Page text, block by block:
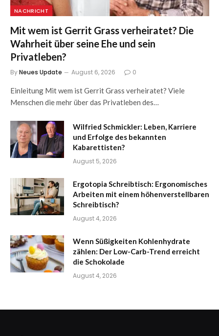
NACHRICHT
Mit wem ist Gerrit Grass verheiratet? Die
Wahrheit über seine Ehe und sein
Privatleben?
ByNeues Update August 6, 2026 0
Einleitung Mit wem ist Gerrit Grass verheiratet? Viele
Menschen die mehr über das Privatleben des…
Wilfried Schmickler: Leben, Karriere
und Erfolge des bekannten
Kabarettisten?
August 5, 2026
Ergotopia Schreibtisch: Ergonomisches
Arbeiten mit einem höhenverstellbaren
Schreibtisch?
August 4, 2026
Wenn Süßigkeiten Kohlenhydrate
zählen: Der Low-Carb-Trend erreicht
die Schokolade
August 4, 2026